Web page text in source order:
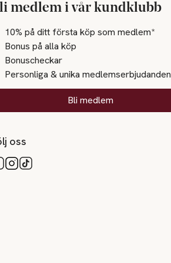
medlem i vår kundklubb
10% på ditt första köp som medlem*
Bonus på alla köp
Bonuscheckar
Personliga & unika medlemserbjudanden
Bli medlem
oss